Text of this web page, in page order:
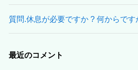
質問.休息が必要ですか ? 何からです
最近のコメント